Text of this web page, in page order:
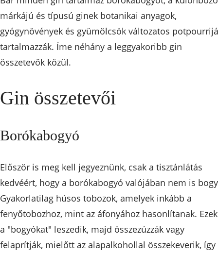
márkájú és típusú ginek botanikai anyagok,
gyógynövények és gyümölcsök változatos
tartalmazzák. Íme néhány a leggyakoribb gin
összetevők közül.
Gin összetevői
Borókabogyó
Először is meg kell jegyeznünk, csak a tisztánlátás
kedvéért, hogy a borókabogyó valójában nem is
Gyakorlatilag húsos tobozok, amelyek inkább a
fenyőtobozhoz, mint az áfonyához hasonlítanak.
a "bogyókat" leszedik, majd összezúzzák vagy
felaprítják, mielőtt az alapalkohollal összekeverik, így